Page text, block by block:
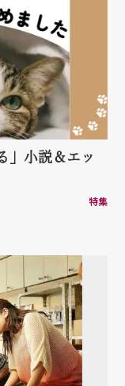
」小説＆エッ
特集